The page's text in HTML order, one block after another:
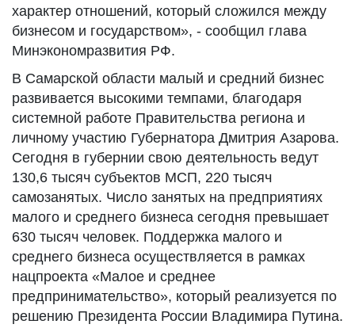
характер отношений, который сложился между
бизнесом и государством», - сообщил глава
Минэкономразвития РФ.
В Самарской области малый и средний бизнес
развивается высокими темпами, благодаря
системной работе Правительства региона и
личному участию Губернатора Дмитрия Азарова.
Сегодня в губернии свою деятельность ведут
130,6 тысяч субъектов МСП, 220 тысяч
самозанятых. Число занятых на предприятиях
малого и среднего бизнеса сегодня превышает
630 тысяч человек. Поддержка малого и
среднего бизнеса осуществляется в рамках
нацпроекта «Малое и среднее
предпринимательство», который реализуется по
решению Президента России Владимира Путина.